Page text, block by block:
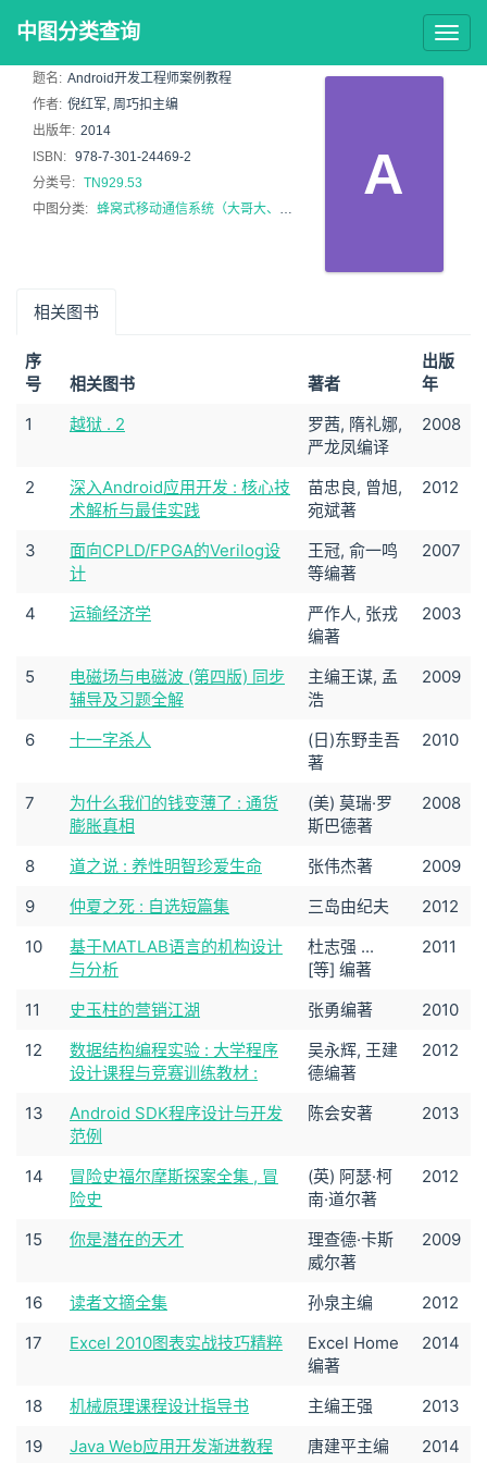
中图分类查询
A
题名: Android开发工程师案例教程
作者: 倪红军, 周巧扣主编
出版年: 2014
ISBN: 978-7-301-24469-2
分类号: TN929.53
中图分类: 蜂窝式移动通信系统（大哥大、移动电话手机）
相关图书
序
号
相关图书 著者
出版
年
1
越狱 . 2
罗茜, 隋礼娜,
严龙凤编译
2008
2
深入Android应用开发 : 核心技
术解析与最佳实践
苗忠良, 曾旭,
宛斌著
2012
3
面向CPLD/FPGA的Verilog设
计
王冠, 俞一鸣
等编著
2007
4 运输经济学
严作人, 张戎
编著
2003
5
电磁场与电磁波 (第四版) 同步
辅导及习题全解
主编王谋, 孟
浩
2009
6 十一字杀人
(日)东野圭吾
著
2010
7
为什么我们的钱变薄了 : 通货
膨胀真相
(美) 莫瑞·罗
斯巴德著
2008
8 道之说 : 养性明智珍爱生命 张伟杰著
2009
9
仲夏之死 : 自选短篇集 三岛由纪夫
2012
10
基于MATLAB语言的机构设计
与分析
杜志强 ...
[等] 编著
2011
11 史玉柱的营销江湖 张勇编著
2010
12
数据结构编程实验 : 大学程序
设计课程与竞赛训练教材 :
吴永辉, 王建
德编著
2012
13
Android SDK程序设计与开发
范例
陈会安著 2013
14
冒险史福尔摩斯探案全集 , 冒
险史
(英) 阿瑟·柯
南·道尔著
2012
15 你是潜在的天才
理查德·卡斯
威尔著
2009
16 读者文摘全集 孙泉主编
2012
17
Excel 2010图表实战技巧精粹
Excel Home
编著
2014
18 机械原理课程设计指导书 主编王强
2013
19
Java Web应用开发渐进教程 唐建平主编 2014